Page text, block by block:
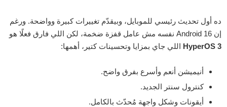
ده أول تحديث رئيسي للموبايل، وبيقدّم تغييرات كبيرة وواضحة. ورغم
إن Android 16 نفسه مش عامل قفزة ضخمة، لكن اللي فارق فعلًا هو
HyperOS 3 اللي جاي بمزايا وتحسينات كتير، أهمها:
أنيميشن أنعم وأسرع بفرق واضح.
كنترول سنتر الجديد.
أيقونات وشكل واجهة مُحدّث بالكامل.